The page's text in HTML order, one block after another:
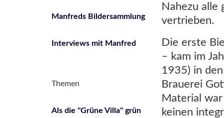
Manfreds Bildersammlung
Interviews mit Manfred
Themen
Als die "Grüne Villa" grün
Nahezu alle
vertrieben.
Die erste
– kam im
1935) in
Brauerei
Material
keinen